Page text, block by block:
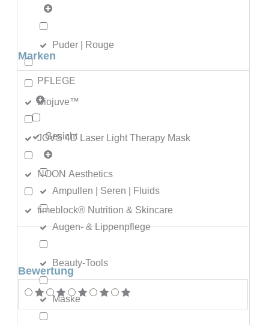
Puder | Rouge
PFLEGE
Gesicht
Ampullen | Seren | Fluids
Augen- & Lippenpflege
Beauty-Tools
Maske
Marken
Biojuve™
JOVS 4D Laser Light Therapy Mask
NOON Aesthetics
timeblock® Nutrition & Skincare
Bewertung